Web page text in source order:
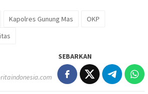
Kapolres Gunung Mas
OKP
SEBARKAN